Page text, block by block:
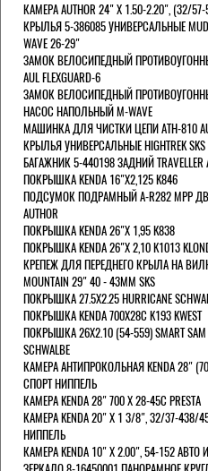
КАМЕРА AUTHOR 24" Х 1.50-2.20", (32/57-
КРЫЛЬЯ 5-386085 УНИВЕРСАЛЬНЫЕ
WAVE 26-29"
ЗАМОК ВЕЛОСИПЕДНЫЙ
AUL FLEXGUARD-6
ЗАМОК ВЕЛОСИПЕДНЫЙ
НАСОС НАПОЛЬНЫЙ M-WAVE
МАШИНКА ДЛЯ ЧИСТКИ ЦЕПИ ATH-810
КРЫЛЬЯ УНИВЕРСАЛЬНЫЕ HIGHTREK SKS
БАГАЖНИК 5-440198 ЗАДНИЙ TRAVELLER
ПОКРЫШКА KENDA 16"Х2,125 K846
ПОДСУМОК ПОДРАМНЫЙ A-R282 MPP
AUTHOR
ПОКРЫШКА KENDA 26"Х 1,95 K838
ПОКРЫШКА KENDA 26"Х 2,10 K1013
КРЕПЕЖ ДЛЯ ПЕРЕДНЕГО КРЫЛА НА
MOUNTAIN 29" 40 - 43ММ SKS
ПОКРЫШКА 27.5X2.25 HURRICANE
ПОКРЫШКА KENDA 700Х28С K193 KWEST
ПОКРЫШКА 26X2.10 (54-559) SMART SAM
SCHWALBE
КАМЕРА АНТИПРОКОЛЬНАЯ KENDA 28"
СПОРТ НИППЕЛЬ
КАМЕРА KENDA 28" 700 Х 28-45С PRESTA
КАМЕРА KENDA 20" Х 1 3/8", 32/37-438/
НИППЕЛЬ
КАМЕРА KENDA 10" Х 2.00", 54-152 АВТО